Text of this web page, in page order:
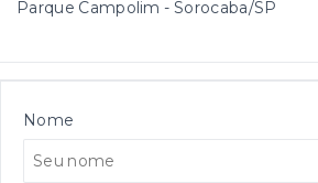
Parque Campolim - Sorocaba/SP
Nome